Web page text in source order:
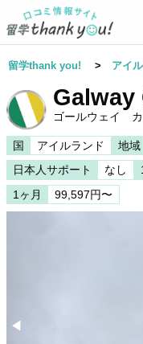
留学thank you! > アイ
ゴールウェイ
国 アイルランド 地域
日本人サポート
なし
1ヶ月
99,597円〜
Previous
◀︎